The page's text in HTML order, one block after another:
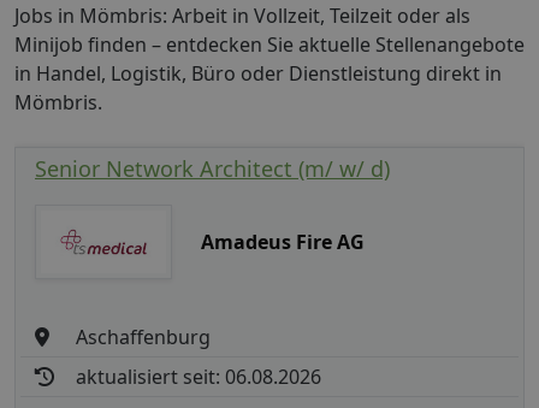
Jobs in Mömbris: Arbeit in Vollzeit, Teilzeit oder als
Minijob finden – entdecken Sie aktuelle Stellenangebote
in Handel, Logistik, Büro oder Dienstleistung direkt in
Mömbris.
Senior Network Architect (m/ w/ d)
Amadeus Fire AG
Aschaffenburg
aktualisiert seit: 06.08.2026